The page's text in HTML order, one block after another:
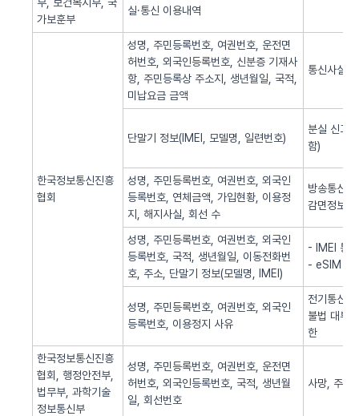
가보훈부
실·통신 이용내역
한국정보통신진흥
협회
성명, 주민등록번호, 여권번호, 운전면
허번호, 외국인등록번호, 신분증 기재사
항, 주민등록상 주소지, 생년월일, 국적,
미납요금 금액
통신사실
단말기 정보(IMEI, 모델명, 일련번호)
분실 신고
함)
성명, 주민등록번호, 여권번호, 외국인
등록번호, 연체금액, 가입현황, 이용정
지, 해지사실, 회선 수
방송통신
감면정보
성명, 주민등록번호, 여권번호, 외국인
등록번호, 국적, 생년월일, 이동전화번
호, 주소, 단말기 정보(모델명, IMEI)
- IMEI 통
- eSIM 동
성명, 주민등록번호, 여권번호, 외국인
등록번호, 이용정지 사유
전기통신
불법 대부
한
한국정보통신진흥
협회, 행정안전부,
법무부, 과학기술
정보통신부
성명, 주민등록번호, 여권번호, 운전면
허번호, 외국인등록번호, 국적, 생년월
일, 회선번호
사망, 주민